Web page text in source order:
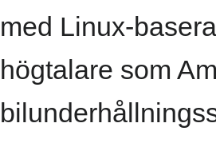
med Linux-
högtalare som